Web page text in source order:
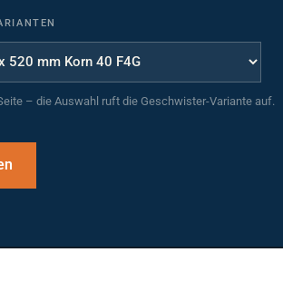
– die Auswahl ruft die Geschwister-Variante auf.